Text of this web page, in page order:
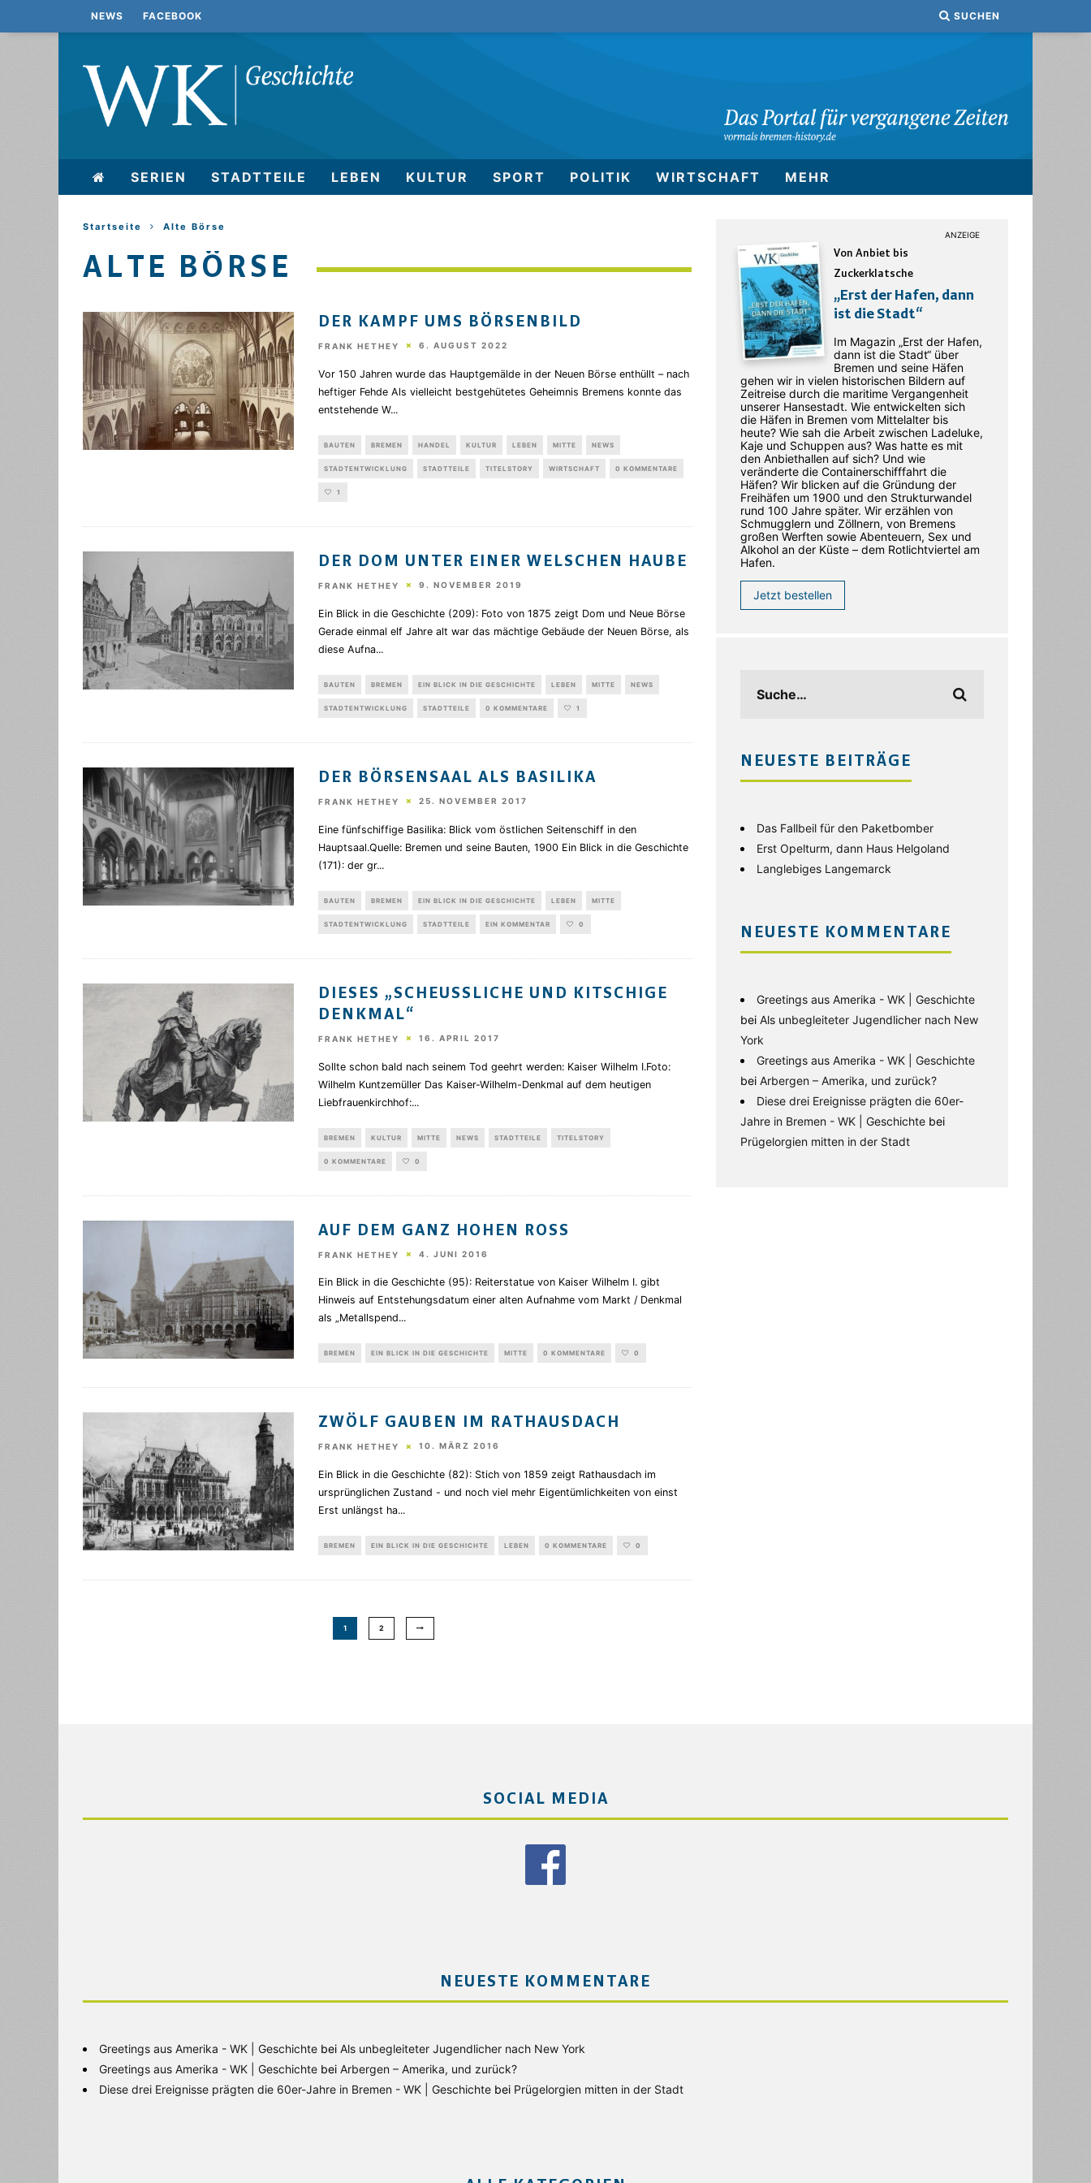
NEWS FACEBOOK SUCHEN
SERIEN STADTTEILE LEBEN KULTUR SPORT POLITIK WIRTSCHAFT MEHR
Startseite Alte Börse
ALTE BÖRSE
DER KAMPF UMS BÖRSENBILD
FRANK HETHEY 6. AUGUST 2022
Vor 150 Jahren wurde das Hauptgemälde in der Neuen Börse enthüllt – nach
heftiger Fehde Als vielleicht bestgehütetes Geheimnis Bremens konnte das
entstehende W...
BAUTEN BREMEN HANDEL KULTUR LEBEN MITTE NEWS
STADTENTWICKLUNG STADTTEILE TITELSTORY WIRTSCHAFT 0 KOMMENTARE
1
DER DOM UNTER EINER WELSCHEN HAUBE
FRANK HETHEY 9. NOVEMBER 2019
Ein Blick in die Geschichte (209): Foto von 1875 zeigt Dom und Neue Börse
Gerade einmal elf Jahre alt war das mächtige Gebäude der Neuen Börse, als
diese Aufna...
BAUTEN BREMEN EIN BLICK IN DIE GESCHICHTE LEBEN MITTE NEWS
STADTENTWICKLUNG STADTTEILE 0 KOMMENTARE 1
DER BÖRSENSAAL ALS BASILIKA
FRANK HETHEY 25. NOVEMBER 2017
Eine fünfschiffige Basilika: Blick vom östlichen Seitenschiff in den
Hauptsaal.Quelle: Bremen und seine Bauten, 1900 Ein Blick in die Geschichte
(171): der gr...
BAUTEN BREMEN EIN BLICK IN DIE GESCHICHTE LEBEN MITTE
STADTENTWICKLUNG STADTTEILE EIN KOMMENTAR 0
DIESES „SCHEUSSLICHE UND KITSCHIGE D
ENKMAL“
FRANK HETHEY 16. APRIL 2017
Sollte schon bald nach seinem Tod geehrt werden: Kaiser Wilhelm I.Foto:
Wilhelm Kuntzemüller Das Kaiser-Wilhelm-Denkmal auf dem heutigen
Liebfrauenkirchhof:...
BREMEN KULTUR MITTE NEWS STADTTEILE TITELSTORY
0 KOMMENTARE 0
AUF DEM GANZ HOHEN ROSS
FRANK HETHEY 4. JUNI 2016
Ein Blick in die Geschichte (95): Reiterstatue von Kaiser Wilhelm I. gibt
Hinweis auf Entstehungsdatum einer alten Aufnahme vom Markt / Denkmal
als „Metallspend...
BREMEN EIN BLICK IN DIE GESCHICHTE MITTE 0 KOMMENTARE 0
ZWÖLF GAUBEN IM RATHAUSDACH
FRANK HETHEY 10. MÄRZ 2016
Ein Blick in die Geschichte (82): Stich von 1859 zeigt Rathausdach im
ursprünglichen Zustand - und noch viel mehr Eigentümlichkeiten von einst
Erst unlängst ha...
BREMEN EIN BLICK IN DIE GESCHICHTE LEBEN 0 KOMMENTARE 0
1 2
Von Anbiet bis
Zuckerklatsche
„Erst der Hafen, dann
ist die Stadt“
Im Magazin „Erst der Hafen,
dann ist die Stadt“ über
Bremen und seine Häfen
gehen wir in vielen historischen Bildern auf
Zeitreise durch die maritime Vergangenheit
unserer Hansestadt. Wie entwickelten sich
die Häfen in Bremen vom Mittelalter bis
heute? Wie sah die Arbeit zwischen Ladeluke,
Kaje und Schuppen aus? Was hatte es mit
den Anbiethallen auf sich? Und wie
veränderte die Containerschifffahrt die
Häfen? Wir blicken auf die Gründung der
Freihäfen um 1900 und den Strukturwandel
rund 100 Jahre später. Wir erzählen von
Schmugglern und Zöllnern, von Bremens
großen Werften sowie Abenteuern, Sex und
Alkohol an der Küste – dem Rotlichtviertel am
Hafen.
Jetzt bestellen
NEUESTE BEITRÄGE
Das Fallbeil für den Paketbomber
Erst Opelturm, dann Haus Helgoland
Langlebiges Langemarck
NEUESTE KOMMENTARE
Greetings aus Amerika - WK | Geschichte
bei Als unbegleiteter Jugendlicher nach New
York
Greetings aus Amerika - WK | Geschichte
bei Arbergen – Amerika, und zurück?
Diese drei Ereignisse prägten die 60er-
Jahre in Bremen - WK | Geschichte bei
Prügelorgien mitten in der Stadt
SOCIAL MEDIA
NEUESTE KOMMENTARE
Greetings aus Amerika - WK | Geschichte bei Als unbegleiteter Jugendlicher nach New York
Greetings aus Amerika - WK | Geschichte bei Arbergen – Amerika, und zurück?
Diese drei Ereignisse prägten die 60er-Jahre in Bremen - WK | Geschichte bei Prügelorgien mitten in der Stadt